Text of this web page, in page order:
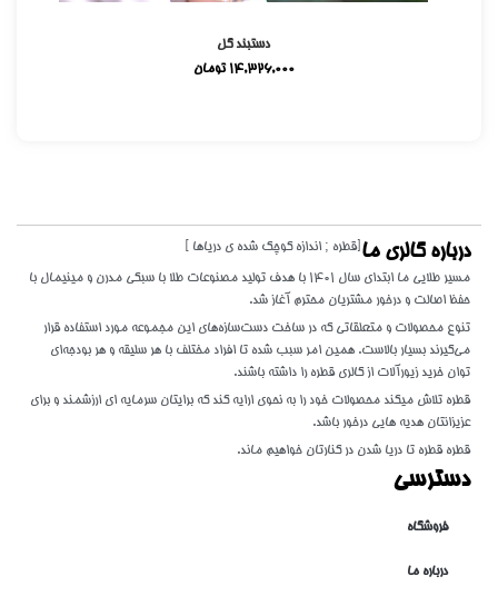
دستبند گل
14,326,000 تومان
درباره گالری ما [قطره ; اندازه کوچک شده ی دریاها ]
مسیر طلایی ما ابتدای سال 1401 با هدف تولید مصنوعات طلا با سبکی مدرن و مینیمال با
حفظ اصالت و درخور مشتریان محترم آغاز شد.
تنوع محصولات و متعلقاتی که در ساخت دست‌سازه‌های این مجموعه مورد استفاده قرار
می‌گیرند بسیار بالاست. همین امر سبب شده تا افراد مختلف با هر سلیقه و هر بودجه‌ای
توان خرید زیورآلات از گالری قطره را داشته باشند.
قطره تلاش میکند محصولات خود را به نحوی ارایه کند که برایتان سرمایه ای ارزشمند و برای
عزیزانتان هدیه هایی درخور باشد.
قطره قطره تا دریا شدن در کنارتان خواهیم ماند.
دسترسی
فروشگاه
درباره ما